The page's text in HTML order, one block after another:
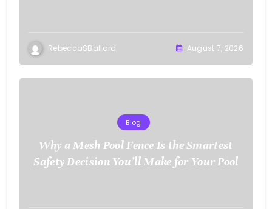
RebeccaSBallard August 7, 2026
Blog
Why a Mesh Pool Fence Is the Smartest
Safety Decision You’ll Make for Your Pool